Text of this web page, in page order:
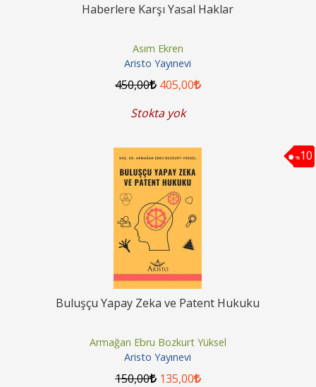
Haberlere Karşı Yasal Haklar
Asım Ekren
Aristo Yayınevi
450,00 405,00
Stokta yok
%10
Buluşçu Yapay Zeka ve Patent Hukuku
Armağan Ebru Bozkurt Yüksel
Aristo Yayınevi
150,00 135,00